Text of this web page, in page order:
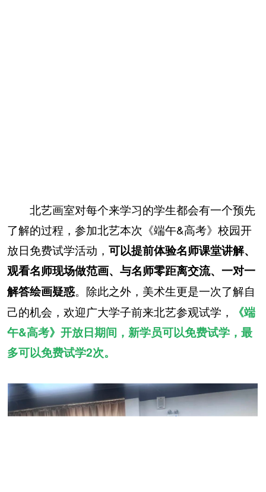
北艺画室对每个来学习的学生都会有一个预先
了解的过程，参加北艺本次《端午&高考》校园开
放日免费试学活动， 可以提前体验名师课堂讲解、
观看名师现场做范画、与名师零距离交流、一对一
解答绘画疑惑。除此之外，美术生更是一次了解自
己的机会，欢迎广大学子前来北艺参观试学，
《端
午&高考》开放日期间，新学员可以免费试学，最
多可以免费试学2次。